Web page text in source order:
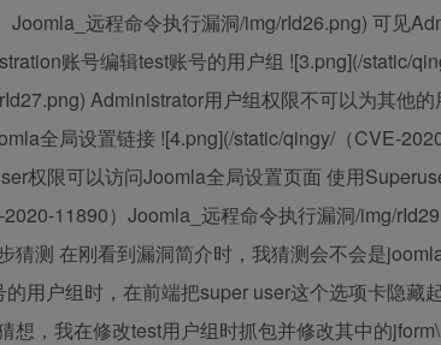
Joomla_远程命令执行漏洞/img/rId26.png) 可见
账号编辑test账号的用户组 ![3.png](/static/
Administrator用户组权限不可以为其他
全局设置链接 ![4.png](/static/qingy/（CVE-
权限可以访问Joomla全局设置页面 使用
2020-11890）Joomla_远程命令执行漏洞/img/
猜测 在刚看到漏洞简介时，我猜测会不会是
的用户组时，在前端把super user这个选项卡隐藏
想，我在修改test用户组时抓包并修改其中的